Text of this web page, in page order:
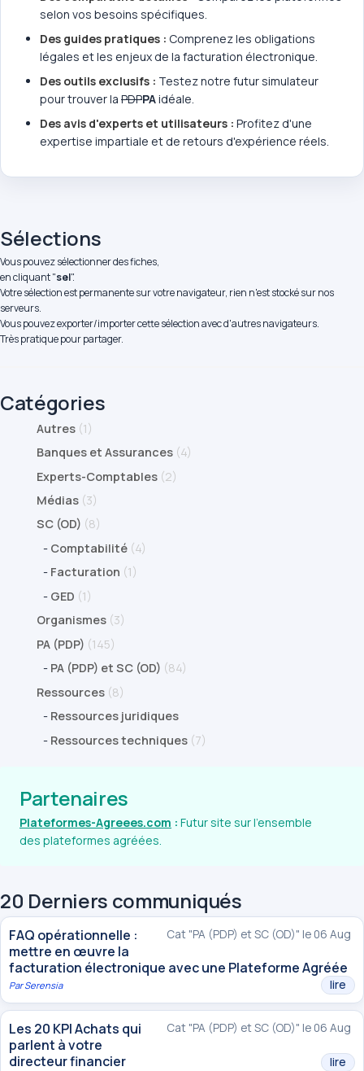
selon vos besoins spécifiques.
Des guides pratiques : Comprenez les obligations
légales et les enjeux de la facturation électronique.
Des outils exclusifs : Testez notre futur simulateur
pour trouver la PDPPAidéale.
Des avis d'experts et utilisateurs : Profitez d'une
expertise impartiale et de retours d'expérience réels.
Sélections
Vous pouvez sélectionner des fiches,
en cliquant "sel".
Votre sélection est permanente sur votre navigateur, rien n'est stocké sur nos
serveurs.
Vous pouvez exporter/importer cette sélection avec d'autres navigateurs.
Très pratique pour partager.
Catégories
Autres (1)
Banques et Assurances (4)
Experts-Comptables (2)
Médias (3)
SC (OD) (8)
- Comptabilité (4)
- Facturation (1)
- GED (1)
Organismes (3)
PA (PDP) (145)
- PA (PDP) et SC (OD) (84)
Ressources (8)
- Ressources juridiques
- Ressources techniques (7)
Partenaires
Plateformes-Agreees.com : Futur site sur l'ensemble
des plateformes agréées.
20 Derniers communiqués
Cat "PA (PDP) et SC (OD)" le 06 Aug
FAQ opérationnelle :
mettre en œuvre la
facturation électronique avec une Plateforme Agréée
lire
ParSerensia
Cat "PA (PDP) et SC (OD)" le 06 Aug
Les 20 KPI Achats qui
parlent à votre
directeur financier
lire